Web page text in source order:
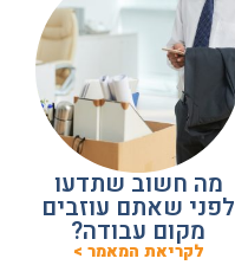
מה חשוב שתדעו
לפני שאתם עוזבים
מקום עבודה?
לקריאת המאמר >